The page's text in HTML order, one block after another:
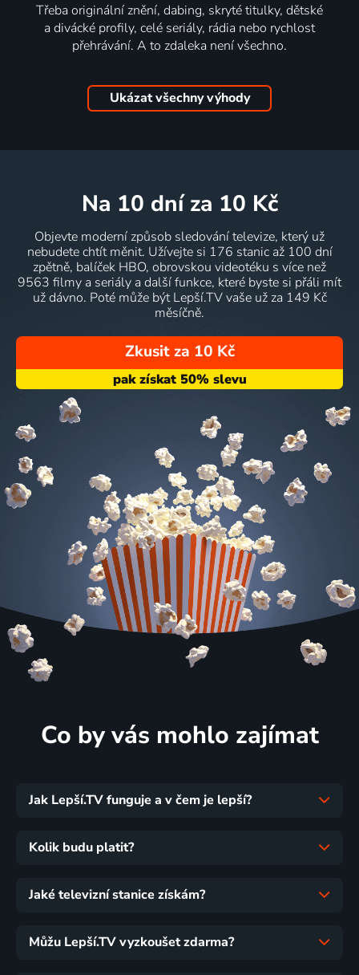
Třeba originální znění, dabing, skryté titulky, dětské
a divácké profily, celé seriály, rádia nebo rychlost
přehrávání. A to zdaleka není všechno.
Ukázat všechny výhody
na 10 dní za 10 Kč
Objevte moderní způsob sledování televize, který už
nebudete chtít měnit. Užívejte si 176 stanic až 100 dní
zpětně, balíček HBO, obrovskou videotéku s více než
9563 filmy a seriály a další funkce, které byste si přáli mít
už dávno. Poté může být Lepší.TV vaše už za 149 Kč
měsíčně.
Zkusit za 10 Kč
Co by vás mohlo zajímat
Jak Lepší.TV funguje a v čem je lepší?
Kolik budu platit?
Jaké televizní stanice získám?
Můžu Lepší.TV vyzkoušet zdarma?